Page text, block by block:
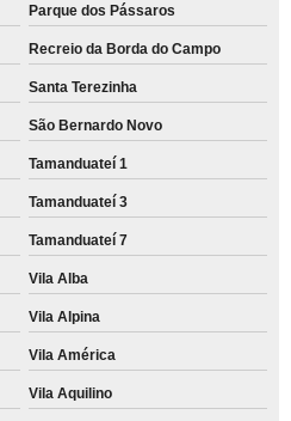
Parque dos Pássaros
Recreio da Borda do Campo
Santa Terezinha
São Bernardo Novo
Tamanduateí 1
Tamanduateí 3
Tamanduateí 7
Vila Alba
Vila Alpina
Vila América
Vila Aquilino